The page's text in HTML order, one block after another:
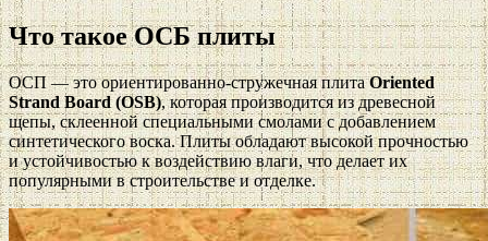
Что такое ОСБ плиты
ОСП — это ориентированно-стружечная плитаOriented
Strand Board (OSB), которая производится из древесной
щепы, склеенной специальными смолами с добавлением
синтетического воска. Плиты обладают высокой прочностью
и устойчивостью к воздействию влаги, что делает их
популярными в строительстве и отделке.